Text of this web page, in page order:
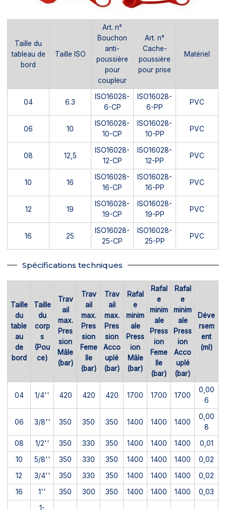
Taille du
tableau de
bord
Taille ISO
Art. n°
Bouchon
anti-
poussière
pour
coupleur
Art. n°
Cache-
poussière
pour prise
Matériel
04 6.3
ISO16028-
6-CP
ISO16028-
6-PP
PVC
06 10
ISO16028-
10-CP
ISO16028-
10-PP
PVC
08 12,5
ISO16028-
12-CP
ISO16028-
12-PP
PVC
10 16
ISO16028-
16-CP
ISO16028-
16-PP
PVC
12 19
ISO16028-
19-CP
ISO16028-
19-PP
PVC
16 25
ISO16028-
25-CP
ISO16028-
25-PP
PVC
Spécifications techniques
Taille
du
table
au
de
bord
Taille
du
corp
s
(Pou
ce)
Trav
ail
max.
Pres
sion
Mâle
(bar)
Trav
ail
max.
Pres
sion
Feme
lle
(bar)
Trav
ail
max.
Pres
sion
Acco
uplé
(bar)
Rafal
e
minim
ale
Press
ion
Mâle
(bar)
Rafal
e
minim
ale
Press
ion
Feme
lle
(bar)
Rafal
e
minim
ale
Press
ion
Acco
uplé
(bar)
Déve
rsem
ent
(ml)
04 1/4'' 420 420 420 1700 1700 1700
0,00
6
06 3/8'' 350 350 350 1400 1400 1400
0,00
8
08
1/2'' 350 330 350 1400 1400 1400
0,01
10
5/8'' 350 330 350 1400 1400 1400
0,02
12
3/4'' 350 330 350 1400 1400 1400
0,02
16
1'' 350 300 350 1400 1400 1400 0,03
1-